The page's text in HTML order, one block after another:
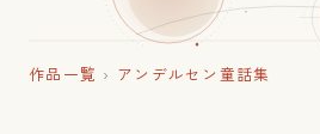
作品一覧 › アンデルセン童話集